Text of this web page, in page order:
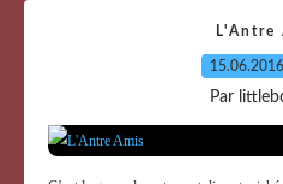
L'Antre
15.06.2016
Par